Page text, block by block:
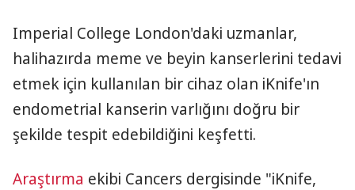
Imperial College London'daki uzmanlar,
halihazırda meme ve beyin kanserlerini tedavi
etmek için kullanılan bir cihaz olan iKnife'ın
endometrial kanserin varlığını doğru bir
şekilde tespit edebildiğini keşfetti.
Araştırma ekibi Cancers dergisinde "iKnife,